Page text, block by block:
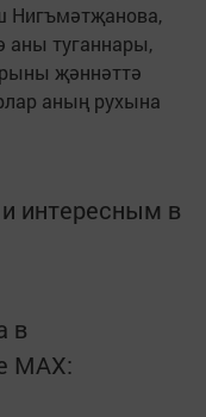
Нигъмәтҗанова,
аны туганнары,
җәннәттә
аның рухына
интересным в
в
MАХ: